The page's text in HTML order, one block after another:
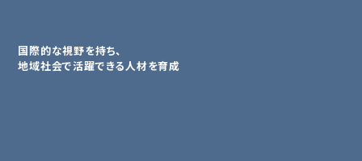
国際的な視野を持ち、
地域社会で活躍できる人材を育成